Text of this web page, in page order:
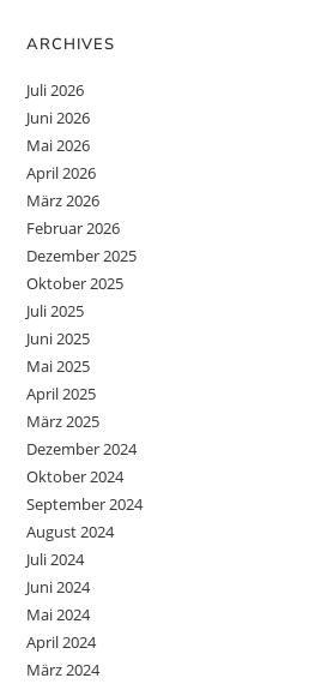
ARCHIVES
Juli 2026
Juni 2026
Mai 2026
April 2026
März 2026
Februar 2026
Dezember 2025
Oktober 2025
Juli 2025
Juni 2025
Mai 2025
April 2025
März 2025
Dezember 2024
Oktober 2024
September 2024
August 2024
Juli 2024
Juni 2024
Mai 2024
April 2024
März 2024